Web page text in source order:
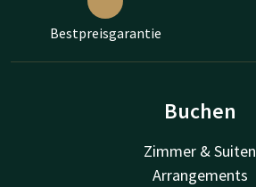
Bestpreisgarantie
Buchen
Zimmer & Suiten
Arrangements